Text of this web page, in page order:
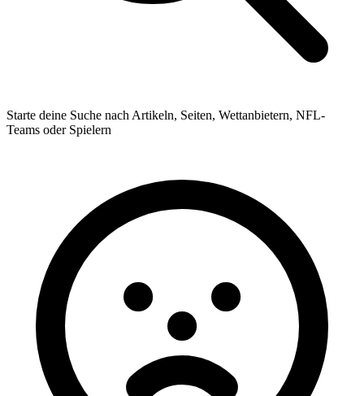
Starte deine Suche nach Artikeln, Seiten, Wettanbietern, NFL-
Teams oder Spielern